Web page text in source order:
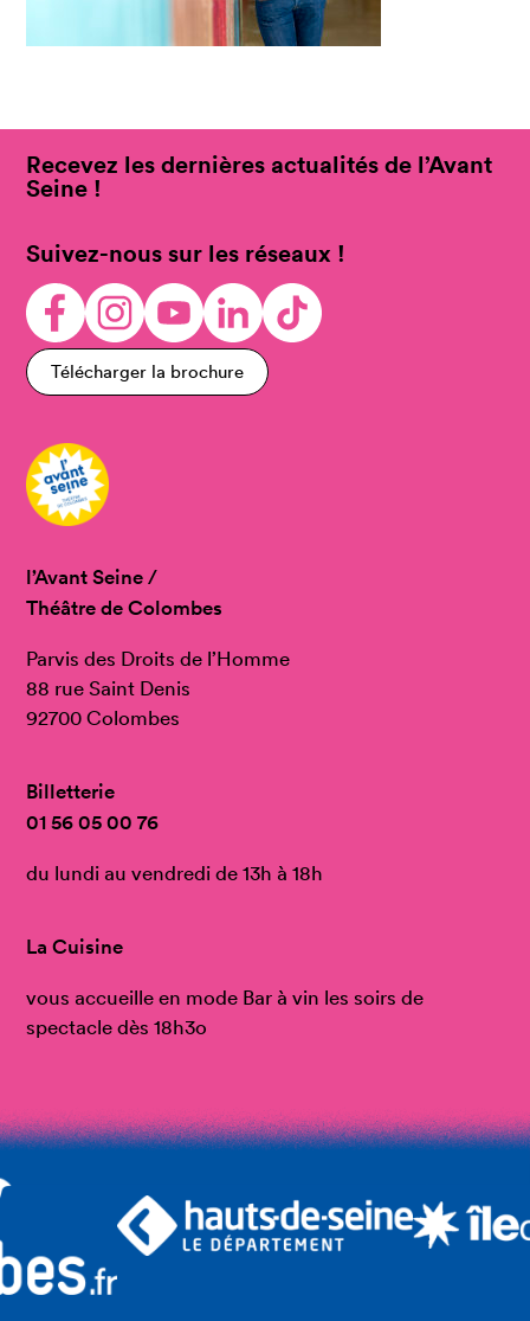
Recevez les dernières actualités de l’Avant
Seine !
Suivez-nous sur les réseaux !
Télécharger la brochure
l’Avant Seine /
Théâtre de Colombes
Parvis des Droits de l’Homme
88 rue Saint Denis
92700 Colombes
Billetterie
01 56 05 00 76
du lundi au vendredi de 13h à 18h
La Cuisine
vous accueille en mode Bar à vin les soirs de
spectacle dès 18h3o